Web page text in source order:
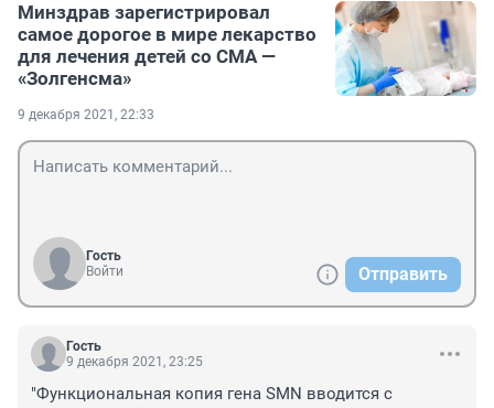
Минздрав зарегистрировал
самое дорогое в мире лекарство
для лечения детей со СМА —
«Золгенсма»
9 декабря 2021, 22:33
Гость
Войти
Отправить
Гость
9 декабря 2021, 23:25
"Функциональная копия гена SMN вводится с